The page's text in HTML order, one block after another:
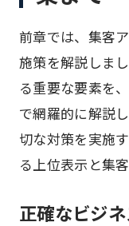
前章では、集客
施策を解説しま
る重要な要素を
で網羅的に解説
切な対策を実施
る上位表示と集
正確なビジ